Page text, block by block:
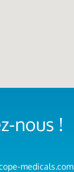
nous !
medicals.com